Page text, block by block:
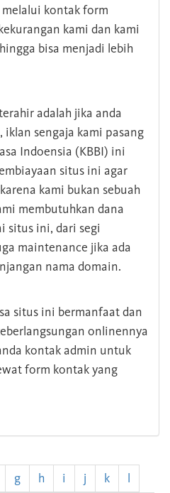
kontak form
kami dan kami
bisa menjadi lebih
adalah jika anda
sengaja kami pasang
Indoensia (KBBI) ini
situs ini agar
kami bukan sebuah
membutuhkan dana
situs ini, dari segi
maintenance jika ada
nama domain.
situs ini bermanfaat dan
onlinennya
kontak admin untuk
form kontak yang
g h i j k l